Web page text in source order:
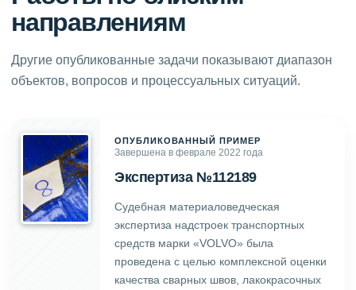
направлениям
Другие опубликованные задачи показывают диапазон
объектов, вопросов и процессуальных ситуаций.
ОПУБЛИКОВАННЫЙ ПРИМЕР
Завершена в феврале 2022 года
Экспертиза №112189
Судебная материаловедческая
экспертиза надстроек транспортных
средств марки «VOLVO» была
проведена с целью комплексной оценки
качества сварных швов, лакокрасочных